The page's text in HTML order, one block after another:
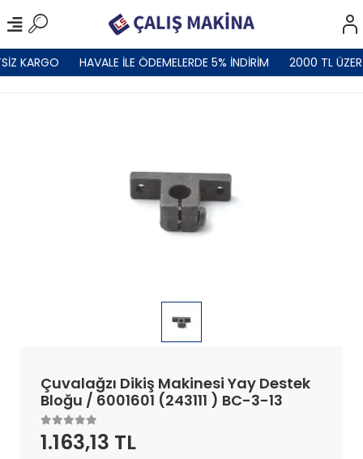
KARGO HAVALE İLE ÖDEMELERDE 5% İNDİRİM 2000 TL
Çuvalağzı Dikiş Makinesi Yay Destek
Bloğu / 6001601 (243111 ) BC-3-13
1.163,13 TL